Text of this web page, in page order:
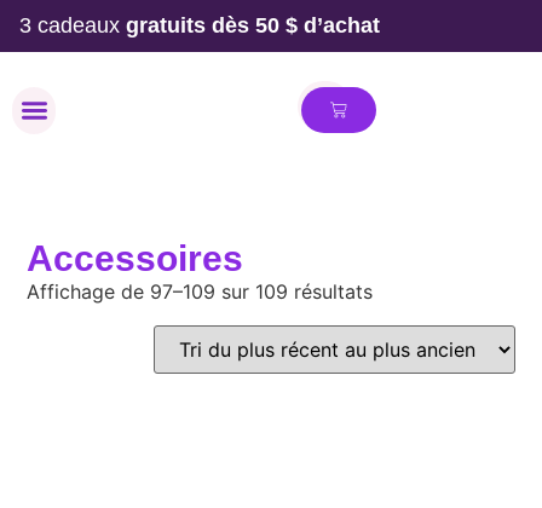
3 cadeaux gratuits dès 50 $ d’achat
Accessoires
Affichage de 97–109 sur 109 résultats